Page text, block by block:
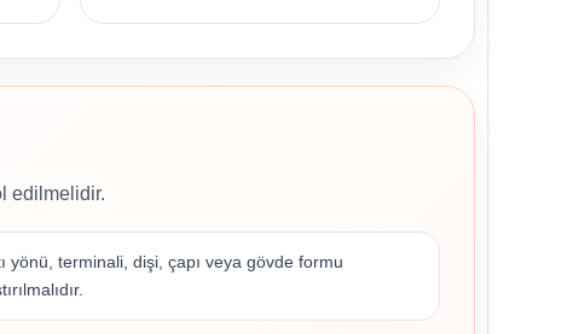
edilmelidir.
yönü, terminali, dişi, çapı veya gövde formu